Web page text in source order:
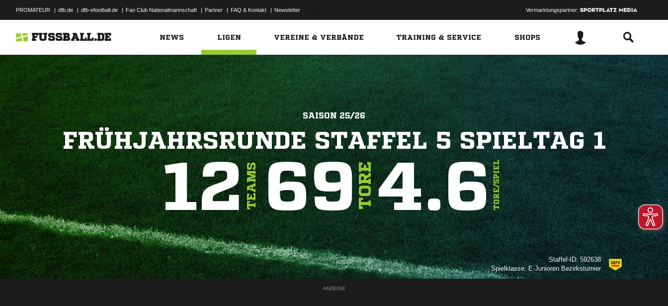
PROMATEUR | dfb.de | dfb-efootball.de | Fan Club Nationalmannschaft | Partner | FAQ & Kontakt | Newsletter Vermarktungspartner:
FUSSBALL.DE NEWS LIGEN VEREINE & VERBÄNDE TRAINING & SERVICE SHOPS
SAISON 25/26
FRÜHJAHRSRUNDE STAFFEL 5 SPIELTAG 1
12TEAMS69TORE4.6TORE/SPIEL
Staffel-ID: 592638
Spielklasse: E-Junioren Bezirksturnier
ANZEIGE